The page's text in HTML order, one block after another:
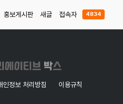
홍보게시판 새글 접속자 4834
인정보 처리방침 이용규칙